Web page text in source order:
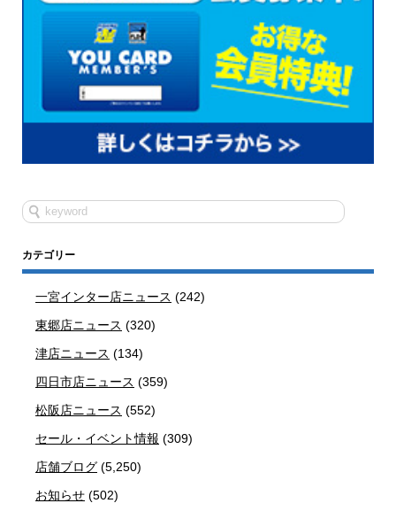
カテゴリー
一宮インター店ニュース (242)
東郷店ニュース (320)
津店ニュース (134)
四日市店ニュース (359)
松阪店ニュース (552)
セール・イベント情報 (309)
店舗ブログ (5,250)
お知らせ (502)